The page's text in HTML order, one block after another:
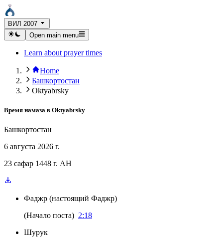
ВИЛ 2007
Open main menu
Learn about prayer times
Home
Башкортостан
Oktyabrsky
Время намаза в Oktyabrsky
Башкортостан
6 августа 2026 г.
23 сафар 1448 г. AH
Фаджр (настоящий Фаджр)
(Начало поста) 2:18
Шурук